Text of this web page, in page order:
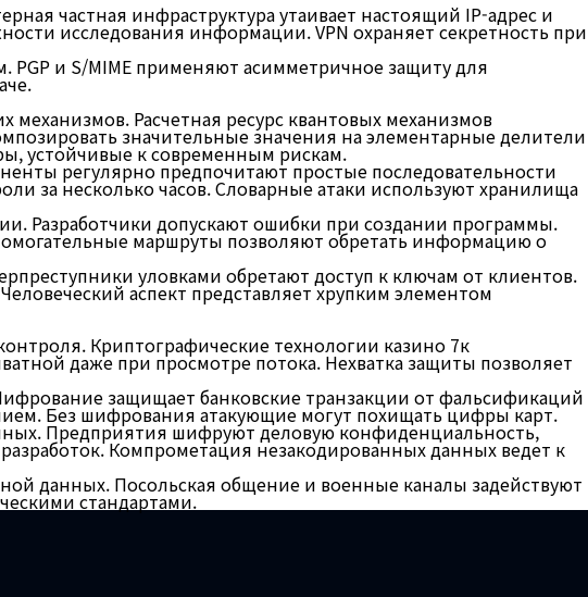
частная инфраструктура утаивает настоящий IP-адрес и
исследования информации. VPN охраняет секретность при
и S/MIME применяют асимметричное защиту для
Расчетная ресурс квантовых механизмов
значительные значения на элементарные делители
устойчивые к современным рискам.
регулярно предпочитают простые последовательности
за несколько часов. Словарные атаки используют хранилища
Разработчики допускают ошибки при создании программы.
маршруты позволяют обретать информацию о
уловками обретают доступ к ключам от клиентов.
аспект представляет хрупким элементом
Криптографические технологии казино 7к
даже при просмотре потока. Нехватка защиты позволяет
защищает банковские транзакции от фальсификаций
Без шифрования атакующие могут похищать цифры карт.
Предприятия шифруют деловую конфиденциальность,
Компрометация незакодированных данных ведет к
данных. Посольская общение и военные каналы задействуют
стандартами.